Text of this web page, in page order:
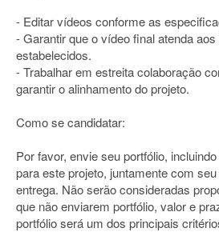
- Editar vídeos conforme as
- Garantir que o vídeo final atenda
estabelecidos.
- Trabalhar em estreita colaboração
garantir o alinhamento do projeto.
Como se candidatar:
Por favor, envie seu portfólio,
para este projeto, juntamente com
entrega. Não serão consideradas
que não enviarem portfólio, valor e
portfólio será um dos principais